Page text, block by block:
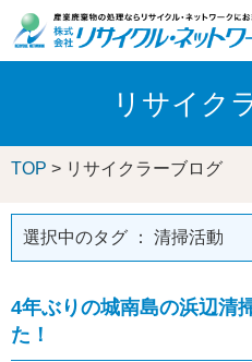
リサイク
TOP > リサイクラーブログ
選択中のタグ ： 清掃活動
4年ぶりの城南島の浜辺清
た！